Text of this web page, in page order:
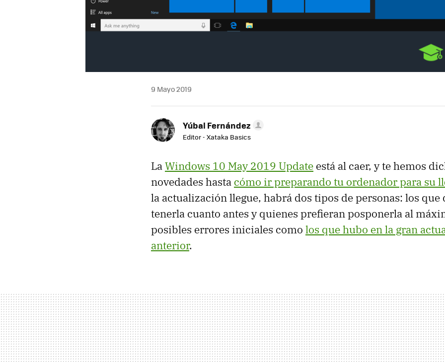
9 Mayo 2019
Yúbal Fernández
Editor - Xataka Basics
LaWindows 10 May 2019 Update está al caer, y te hemos
novedades hasta cómo ir preparando tu ordenador para su
la actualización llegue, habrá dos tipos de personas: los que
tenerla cuanto antes y quienes prefieran posponerla al
posibles errores iniciales como los que hubo en la gran
anterior.